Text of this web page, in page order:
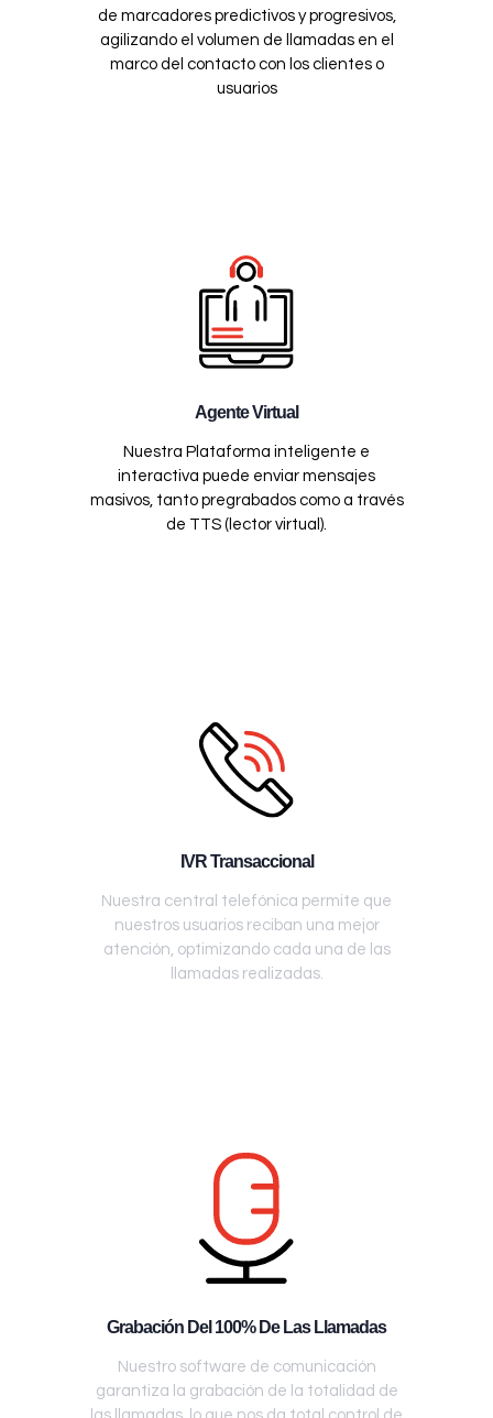
de marcadores predictivos y progresivos,
agilizando el volumen de llamadas en el
marco del contacto con los clientes o
usuarios
Agente Virtual
Nuestra Plataforma inteligente e
interactiva puede enviar mensajes
masivos, tanto pregrabados como a través
de TTS (lector virtual).
IVR Transaccional
Nuestra central telefónica permite que
nuestros usuarios reciban una mejor
atención, optimizando cada una de las
llamadas realizadas.
Grabación Del 100% De Las Llamadas
Nuestro software de comunicación
garantiza la grabación de la totalidad de